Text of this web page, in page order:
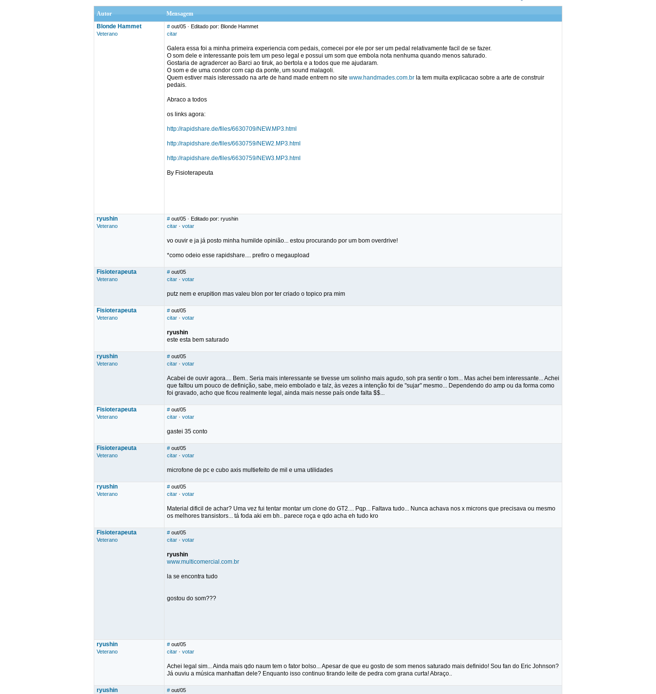
Autor
Mensagem
Blonde Hammet
Veterano
# out/05 · Editado por: Blonde Hammet
citar
Galera essa foi a minha primeira experiencia com pedais, comecei por ele por ser um pedal relativamente facil de se fazer.
O som dele e interessante pois tem um peso legal e possui um som que embola nota nenhuma quando menos saturado.
Gostaria de agradercer ao Barci ao tiruk, ao bertola e a todos que me ajudaram.
O som e de uma condor com cap da ponte, um sound malagoli.
Quem estiver mais isteressado na arte de hand made entrem no site www.handmades.com.br la tem muita explicacao sobre a arte de construir
pedais.
Abraco a todos
os links agora:
http://rapidshare.de/files/6630709/NEW.MP3.html
http://rapidshare.de/files/6630759/NEW2.MP3.html
http://rapidshare.de/files/6630759/NEW3.MP3.html
By Fisioterapeuta
ryushin
Veterano
# out/05 · Editado por: ryushin
citar · votar
vo ouvir e ja já posto minha humilde opinião... estou procurando por um bom overdrive!
*como odeio esse rapidshare.... prefiro o megaupload
Fisioterapeuta
Veterano
# out/05
citar · votar
putz nem e erupition mas valeu blon por ter criado o topico pra mim
Fisioterapeuta
Veterano
# out/05
citar · votar
ryushin
este esta bem saturado
ryushin
Veterano
# out/05
citar · votar
Acabei de ouvir agora.... Bem.. Seria mais interessante se tivesse um solinho mais agudo, soh pra sentir o tom... Mas achei bem interessante... Achei
que faltou um pouco de definição, sabe, meio embolado e talz, às vezes a intenção foi de "sujar" mesmo... Dependendo do amp ou da forma como
foi gravado, acho que ficou realmente legal, ainda mais nesse país onde falta $$...
Fisioterapeuta
Veterano
# out/05
citar · votar
gastei 35 conto
Fisioterapeuta
Veterano
# out/05
citar · votar
microfone de pc e cubo axis multiefeito de mil e uma utilidades
ryushin
Veterano
# out/05
citar · votar
Material dificil de achar? Uma vez fui tentar montar um clone do GT2.... Pqp... Faltava tudo... Nunca achava nos x microns que precisava ou mesmo
os melhores transistors... tá foda aki em bh.. parece roça e qdo acha eh tudo kro
Fisioterapeuta
Veterano
# out/05
citar · votar
ryushin
www.multicomercial.com.br
la se encontra tudo
gostou do som???
ryushin
Veterano
# out/05
citar · votar
Achei legal sim... Ainda mais qdo naum tem o fator bolso... Apesar de que eu gosto de som menos saturado mais definido! Sou fan do Eric Johnson?
Já ouviu a música manhattan dele? Enquanto isso continuo tirando leite de pedra com grana curta! Abraço..
ryushin # out/05